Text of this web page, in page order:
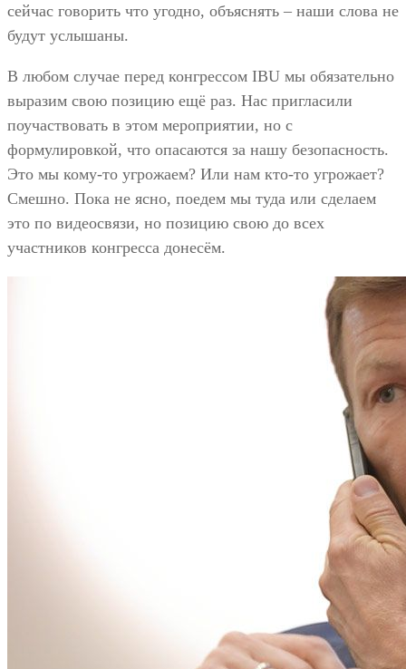
сейчас говорить что угодно, объяснять – наши слова не
будут услышаны.
В любом случае перед конгрессом IBU мы обязательно
выразим свою позицию ещё раз. Нас пригласили
поучаствовать в этом мероприятии, но с
формулировкой, что опасаются за нашу безопасность.
Это мы кому-то угрожаем? Или нам кто-то угрожает?
Смешно. Пока не ясно, поедем мы туда или сделаем
это по видеосвязи, но позицию свою до всех
участников конгресса донесём.